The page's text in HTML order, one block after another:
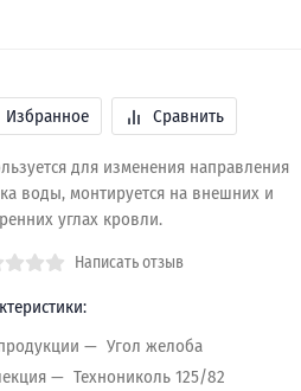
Избранное Сравнить
для изменения направления
воды, монтируется на внешних и
углах кровли.
Написать отзыв
Угол желоба
Технониколь 125/82